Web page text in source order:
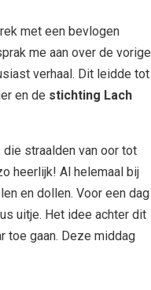
met een bevlogen
me aan over de vorige
verhaal. Dit leidde tot
en de stichting Lach
straalden van oor tot
heerlijk! Al helemaal bij
en dollen. Voor een dag
uitje. Het idee achter dit
toe gaan. Deze middag